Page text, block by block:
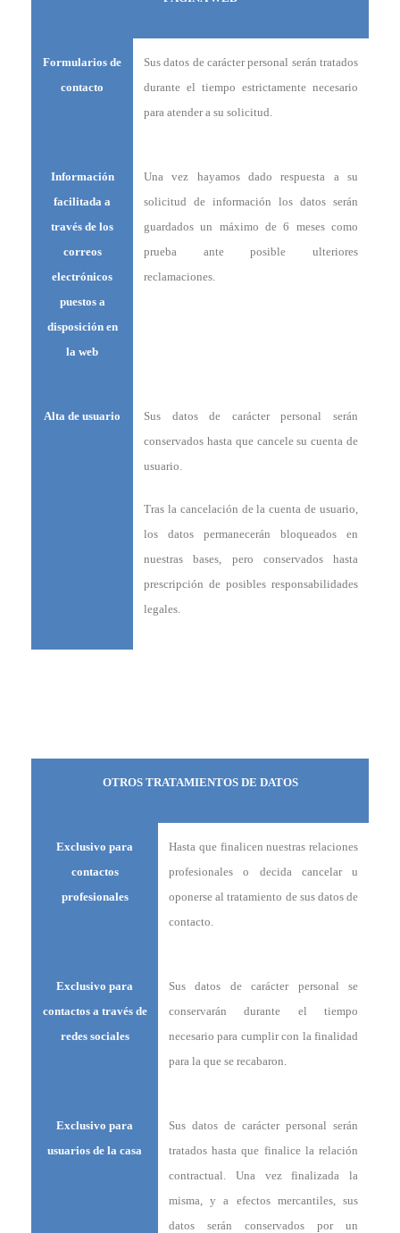
Formularios de
contacto
Sus datos de carácter personal serán tratados
durante el tiempo estrictamente necesario
para atender a su solicitud.
Información
facilitada a
través de los
correos
electrónicos
puestos a
disposición en
la web
Una vez hayamos dado respuesta a su
solicitud de información los datos serán
guardados un máximo de 6 meses como
prueba ante posible ulteriores
reclamaciones.
Alta de usuario
Sus datos de carácter personal serán
conservados hasta que cancele su cuenta de
usuario.
Tras la cancelación de la cuenta de usuario,
los datos permanecerán bloqueados en
nuestras bases, pero conservados hasta
prescripción de posibles responsabilidades
legales.
OTROS TRATAMIENTOS DE DATOS
Exclusivo para
contactos
profesionales
Hasta que finalicen nuestras relaciones
profesionales o decida cancelar u
oponerse al tratamiento de sus datos de
contacto.
Exclusivo para
contactos a través de
redes sociales
Sus datos de carácter personal se
conservarán durante el tiempo
necesario para cumplir con la finalidad
para la que se recabaron.
Exclusivo para
usuarios de la casa
Sus datos de carácter personal serán
tratados hasta que finalice la relación
contractual. Una vez finalizada la
misma, y a efectos mercantiles, sus
datos serán conservados por un